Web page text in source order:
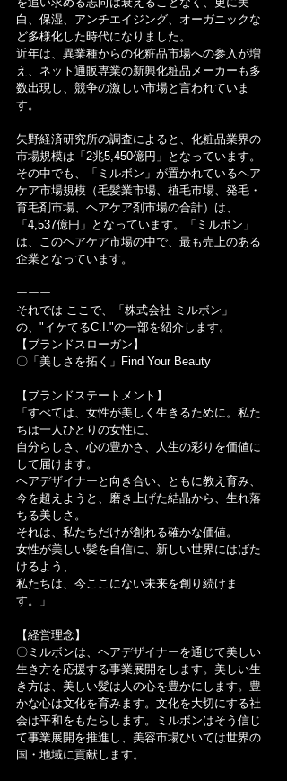
白、保湿、アンチエイジング、オーガニックな
ど多様化した時代になりました。
近年は、異業種からの化粧品市場への参入が増
え、ネット通販専業の新興化粧品メーカーも多
数出現し、競争の激しい市場と言われていま
す。
矢野経済研究所の調査によると、化粧品業界の
市場規模は「2兆5,450億円」となっています。
その中でも、「ミルボン」が置かれているヘア
ケア市場規模（毛髪業市場、植毛市場、発毛・
育毛剤市場、ヘアケア剤市場の合計）は、
「4,537億円」となっています。「ミルボン」
は、このヘアケア市場の中で、最も売上のある
企業となっています。
ーーー
それでは ここで、「株式会社 ミルボン」
の、"イケてるC.I."の一部を紹介します。
【ブランドスローガン】
〇「美しさを拓く」Find Your Beauty
【ブランドステートメント】
「すべては、女性が美しく生きるために。私た
ちは一人ひとりの女性に、
自分らしさ、心の豊かさ、人生の彩りを価値に
して届けます。
ヘアデザイナーと向き合い、ともに教え育み、
今を超えようと、磨き上げた結晶から、生れ落
ちる美しさ。
それは、私たちだけが創れる確かな価値。
女性が美しい髪を自信に、新しい世界にはばた
けるよう、
私たちは、今ここにない未来を創り続けま
す。」
【経営理念】
〇ミルボンは、ヘアデザイナーを通じて美しい
生き方を応援する事業展開をします。美しい生
き方は、美しい髪は人の心を豊かにします。豊
かな心は文化を育みます。文化を大切にする社
会は平和をもたらします。ミルボンはそう信じ
て事業展開を推進し、美容市場ひいては世界の
国・地域に貢献します。